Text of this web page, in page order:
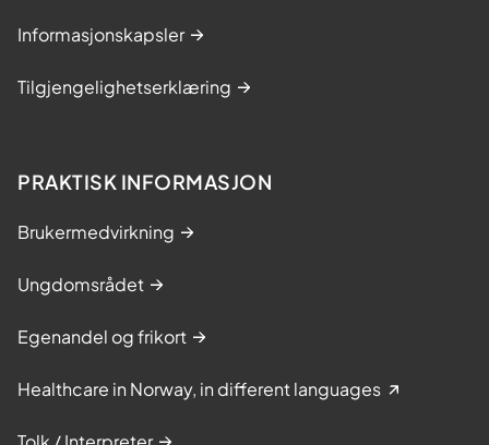
Informasjonskapsler
Tilgjengelighetserklæring
PRAKTISK INFORMASJON
Brukermedvirkning
Ungdomsrådet
Egenandel og frikort
Healthcare in Norway, in different languages